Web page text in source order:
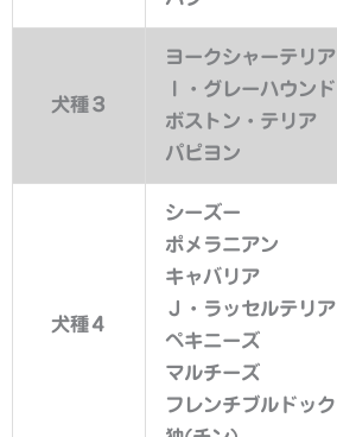
犬種３
ヨークシャーテリア
Ｉ・グレーハウンド
ボストン・テリア
パピヨン
犬種４
シーズー
ポメラニアン
キャバリア
Ｊ・ラッセルテリア
ペキニーズ
マルチーズ
フレンチブルドック